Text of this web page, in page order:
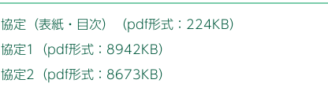
協定（表紙・目次）（pdf形式：224KB）
協定1（pdf形式：8942KB）
協定2（pdf形式：8673KB）